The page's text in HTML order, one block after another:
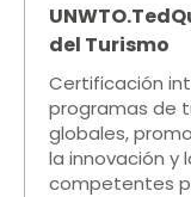
del Turismo​
Certificación
programas de
globales,
la innovación y
competentes